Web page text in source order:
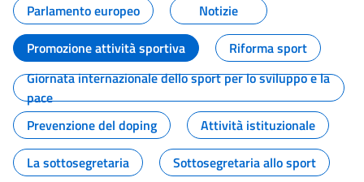
Parlamento europeo
Notizie
Promozione attività sportiva
Riforma sport
Giornata internazionale dello sport per lo sviluppo e la
pace
Prevenzione del doping
Attività istituzionale
La sottosegretaria
Sottosegretaria allo sport